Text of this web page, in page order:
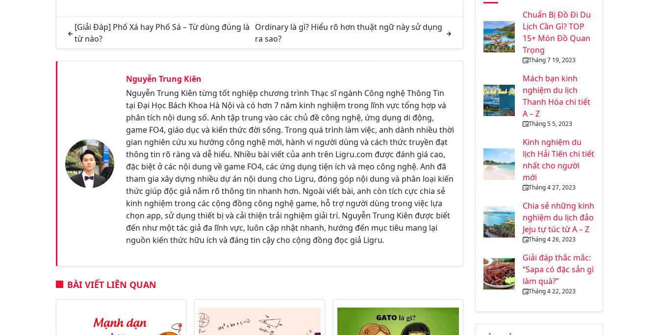
[Giải Đáp] Phố Xá hay Phố Sá – Từ dùng đúng là
từ nào?
Ordinary là gì? Hiểu rõ hơn thuật ngữ này sử dụng
ra sao?
Nguyễn Trung Kiên
Nguyễn Trung Kiên từng tốt nghiệp chương trình Thạc sĩ ngành Công nghệ Thông Tin
tại Đại Học Bách Khoa Hà Nội và có hơn 7 năm kinh nghiệm trong lĩnh vực tổng hợp và
phân tích nội dung số. Anh tập trung vào các chủ đề công nghệ, ứng dụng di động,
game FO4, giáo dục và kiến thức đời sống. Trong quá trình làm việc, anh dành nhiều thời
gian nghiên cứu xu hướng công nghệ mới, hành vi người dùng và cách thức truyền đạt
thông tin rõ ràng và dễ hiểu. Nhiều bài viết của anh trên Ligru.com được đánh giá cao,
đặc biệt ở các nội dung về game FO4, các ứng dụng tiện ích và mẹo công nghệ. Anh đã
tham gia xây dựng nhiều dự án nội dung cho Ligru, đóng góp nội dung và phân loại kiến
thức giúp độc giả nắm rõ thông tin nhanh hơn. Ngoài viết bài, anh còn tích cực chia sẻ
kinh nghiệm trong các cộng đồng công nghệ game, hỗ trợ người dùng trong việc lựa
chọn app, sử dụng thiết bị và cải thiện trải nghiệm giải trí. Nguyễn Trung Kiên được biết
đến như một tác giả đa lĩnh vực, luôn cập nhật nhanh, hướng đến mục tiêu mang lại
nguồn kiến thức hữu ích và đáng tin cậy cho cộng đồng đọc giả Ligru.
BÀI VIẾT LIÊN QUAN
Chuẩn Bị Đồ Đi Du
Lịch Cần Gì? TOP
15+ Món Đồ Quan
Trọng
Tháng 7 19, 2023
Mách bạn kinh
nghiệm du lịch
Thanh Hóa chi tiết
A – Z
Tháng 5 5, 2023
Kinh nghiệm du
lịch Hải Tiến chi tiết
nhất cho người
mới
Tháng 4 27, 2023
Chia sẻ những kinh
nghiệm du lịch đảo
Jeju tự túc từ A – Z
Tháng 4 26, 2023
Giải đáp thắc mắc:
“Sapa có đặc sản gì
làm quà?”
Tháng 4 22, 2023